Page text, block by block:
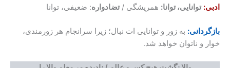
ادبی: توانایی، توانا: همریشگی /تضادواره: ضعیفی، توانا
بازگردانی: به زور و توانایی ات نبال؛ زیرا سرانجام هر زورمندی،
خوار و ناتوان خواهد شد.